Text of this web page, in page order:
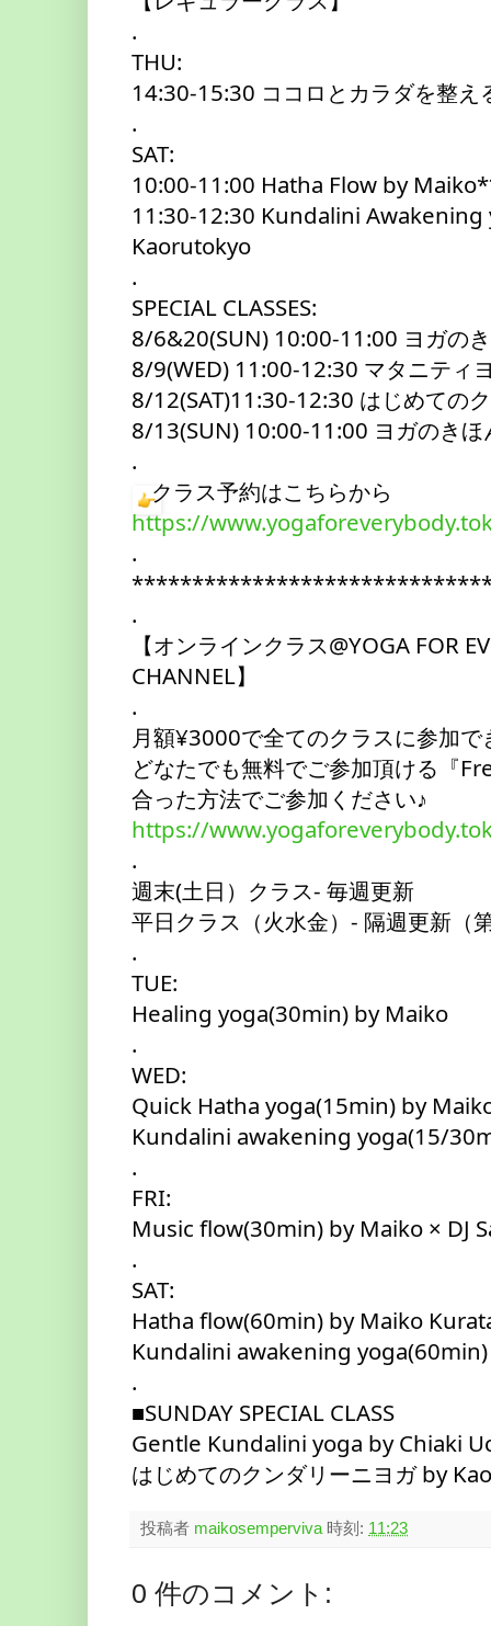
.
THU:
14:30-15:30 ココロとカラダを整
.
SAT:
10:00-11:00 Hatha Flow by
11:30-12:30 Kundalini
Kaorutokyo
.
SPECIAL CLASSES:
8/6&20(SUN) 10:00-11:00 ヨガの
8/9(WED) 11:00-12:30 マタニティ
8/12(SAT)11:30-12:30 はじめての
8/13(SUN) 10:00-11:00 ヨガのき
.
クラス予約はこちらから
https://
.
.
【オンラインクラス@YOGA FOR
CHANNEL】
.
月額¥3000で全てのクラスに参加
どなたでも無料でご参加頂ける『
合った方法でご参加ください♪
https://
.
週末(土日）クラス- 毎週更新
平日クラス（火水金）- 隔週更新（
.
TUE:
Healing yoga(30min) by Maiko
.
WED:
Quick Hatha yoga(15min) by
Kundalini awakening yoga(15/
.
FRI:
Music flow(30min) by Maiko ×
.
SAT:
Hatha flow(60min) by Maiko
Kundalini awakening
.
■SUNDAY SPECIAL CLASS
Gentle Kundalini yoga by Chiaki
はじめてのクンダリーニヨガ by
投稿者 maikosemperviva 時刻: 11:23
0 件のコメント: